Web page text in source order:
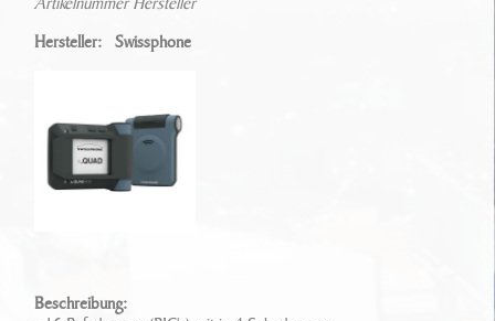
Ansprechpartner
Referenzen
Geschichte
Eigenentwicklungen
Zubehör
Technikarchiv
Hersteller: Swissphone
Beschreibung: